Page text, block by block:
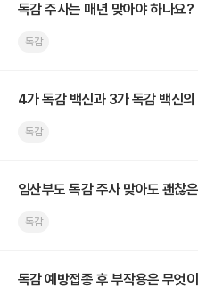
독감 주사는 매년 맞아야 하나요?
독감
4가 독감 백신과 3가 독감 백신
독감
임산부도 독감 주사 맞아도 괜찮
독감
독감 예방접종 후 부작용은 무엇